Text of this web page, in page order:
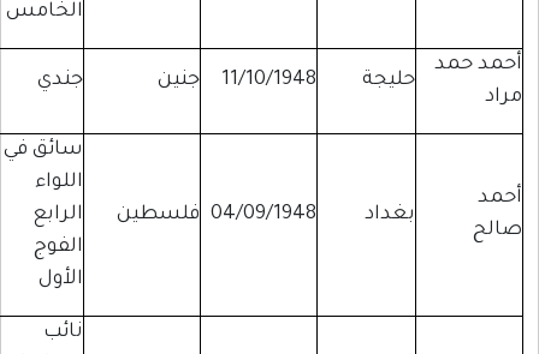
الخامس
جندي جنين 11/10/1948 حليجة
أحمد حمد
مراد
سائق في
اللواء
الرابع
الفوج
الأول
فلسطين 04/09/1948 بغداد
أحمد
صالح
نائب